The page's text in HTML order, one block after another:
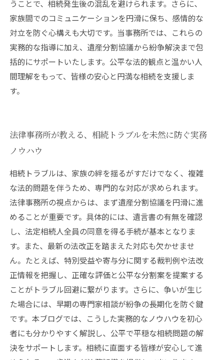
うことで、相続発生後の混乱を避けられます。さらに、
家族間でのコミュニケーションを円滑に保ち、感情的な
対立を防ぐ心構えも大切です。当事務所では、これらの
実務的な指導に加え、遺産分割協議から紛争解決まで包
括的にサポートいたします。公平な法的観点と温かい人
間理解をもって、皆様の安心と円満な相続を支援しま
す。
法律事務所が教える、相続トラブルを未然に防ぐ実務
ノウハウ
相続トラブルは、家族の絆を揺るがすだけでなく、複雑
な法的問題を伴うため、専門的な対応が求められます。
法律事務所の視点からは、まず遺産分割協議を円滑に進
めることが重要です。具体的には、遺言書の有無を確認
し、法定相続人全員の同意を得る手続が基本となりま
す。また、最新の法改正を踏まえた対応も欠かせませ
ん。たとえば、特別受益や寄与分に関する裁判例や法改
正情報を把握し、正確な評価と公平な分割案を提案する
ことがトラブル回避に繋がります。さらに、争いが生じ
た場合には、早期の専門家相談が紛争の長期化を防ぐ鍵
です。本ブログでは、こうした実務的なノウハウを初心
者にも分かりやすく解説し、公平で平穏な相続問題の解
決をサポートします。相続に直面する皆様が安心して進